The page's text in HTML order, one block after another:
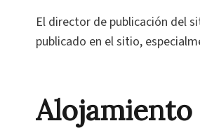
El director de publicación del
publicado en el sitio,
Alojamiento